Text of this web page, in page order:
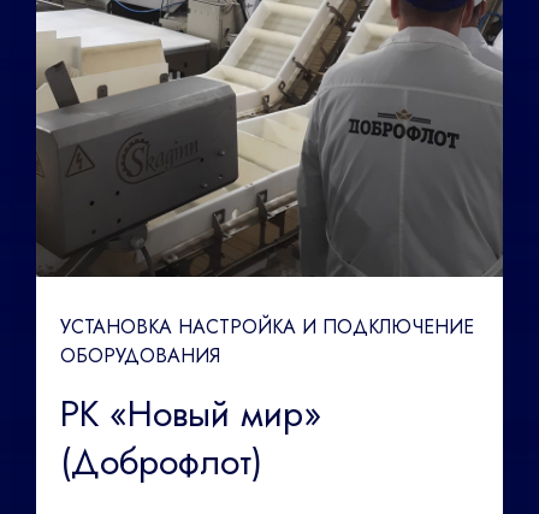
УСТАНОВКА НАСТРОЙКА И ПОДКЛЮЧЕНИЕ
ОБОРУДОВАНИЯ
РК «Новый мир»
(Доброфлот)